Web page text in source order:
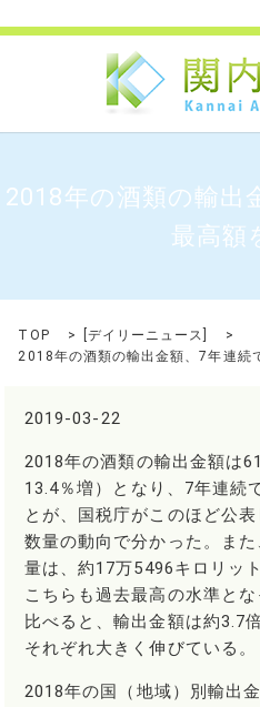
2018年の酒類の輸出
最高額
TOP デイリーニュース
2018年の酒類の輸出金額、7年連続
2019-03-22
2018年の酒類の輸出金額は
13.4％増）となり、7年連続
とが、国税庁がこのほど公
数量の動向で分かった。ま
量は、約17万5496キロリッ
こちらも過去最高の水準と
比べると、輸出金額は約3.7
それぞれ大きく伸びている。
2018年の国（地域）別輸出